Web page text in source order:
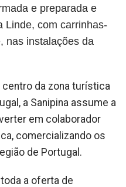
e preparada e
Linde, com carrinhas-
nas instalações da
centro da zona turística
a Sanipina assume a
em colaborador
comercializando os
de Portugal.
a oferta de